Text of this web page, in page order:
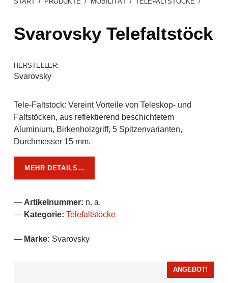
Svarovsky Telefaltstöck
HERSTELLER:
Svarovsky
Tele-Faltstock: Vereint Vorteile von Teleskop- und
Faltstöcken, aus reflektierend beschichtetem
Aluminium, Birkenholzgriff, 5 Spitzenvarianten,
Durchmesser 15 mm.​
MEHR DETAILS…
Artikelnummer: n. a.
Kategorie: Telefaltstöcke
Marke: Svarovsky
ANGEBOT!